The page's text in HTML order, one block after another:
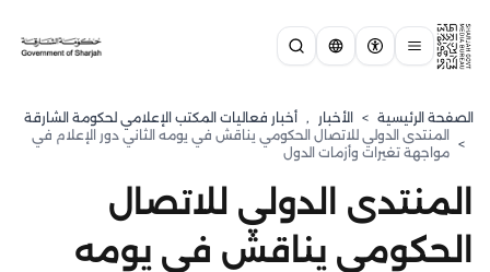
الصفحة الرئيسية > الأخبار , أخبار فعاليات المكتب الإعلامي لحكومة الشارقة
>
المنتدى الدولي للاتصال الحكومي يناقش في يومه الثاني دور الإعلام في
مواجهة تغيرات وأزمات الدول
المنتدى الدولي للاتصال
الحكومي يناقش في يومه